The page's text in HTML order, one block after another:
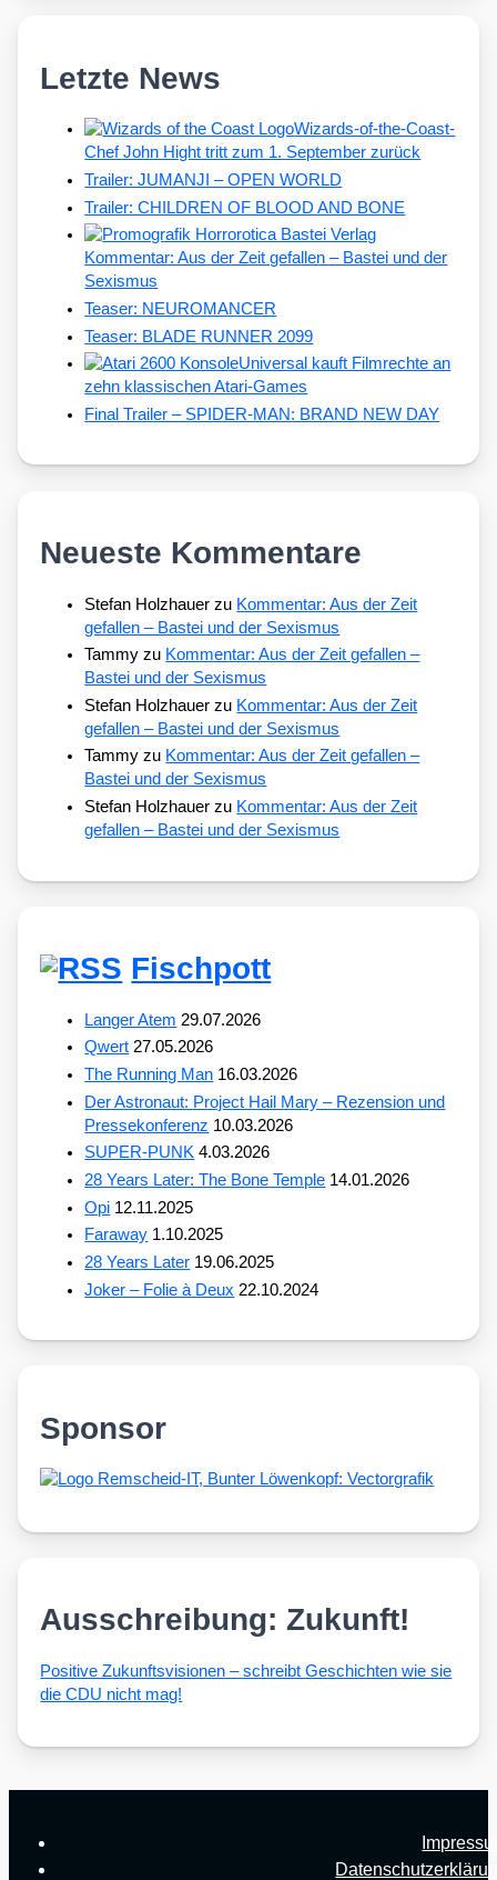
Letzte News
Wizards-of-the-Coast-
Chef John Hight tritt zum 1. September zurück
Trailer: JUMANJI – OPEN WORLD
Trailer: CHILDREN OF BLOOD AND BONE
Kommentar: Aus der Zeit gefallen – Bastei und der
Sexismus
Teaser: NEUROMANCER
Teaser: BLADE RUNNER 2099
Universal kauft Filmrechte an
zehn klassischen Atari-Games
Final Trailer – SPIDER-MAN: BRAND NEW DAY
Neueste Kommentare
Stefan Holzhauer zu Kommentar: Aus der Zeit
gefallen – Bastei und der Sexismus
Tammy zu Kommentar: Aus der Zeit gefallen –
Bastei und der Sexismus
Stefan Holzhauer zu Kommentar: Aus der Zeit
gefallen – Bastei und der Sexismus
Tammy zu Kommentar: Aus der Zeit gefallen –
Bastei und der Sexismus
Stefan Holzhauer zu Kommentar: Aus der Zeit
gefallen – Bastei und der Sexismus
Fischpott
Langer Atem 29.07.2026
Qwert 27.05.2026
The Running Man 16.03.2026
Der Astronaut: Project Hail Mary – Rezension und
Pressekonferenz 10.03.2026
SUPER-PUNK 4.03.2026
28 Years Later: The Bone Temple 14.01.2026
Opi 12.11.2025
Faraway 1.10.2025
28 Years Later 19.06.2025
Joker – Folie à Deux 22.10.2024
Sponsor
Ausschreibung: Zukunft!
Posi­ti­ve Zukunfts­vi­sio­nen – schreibt Geschich­ten wie sie
die CDU nicht mag!